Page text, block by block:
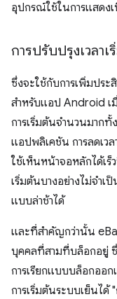
อุปกรณ์ใช้ในการแสดง
การปรับปรุงเวลา
ซึ่งจะใช้กับการเพิ่มประ
สําหรับแอป Android
การเริ่มต้นจำนวนมาก
แอปพลิเคชัน การลดเว
ใช้เห็นหน้าจอหลักได้เร็
เริ่มต้นบางอย่างไม่จำเ
แบบล่าช้าได้
และที่สำคัญกว่านั้น
บุคคลที่สามที่บล็อกอยู่ ซึ่
การเรียกแบบบล็อกออ
การเริ่มต้นระบบเย็นได้